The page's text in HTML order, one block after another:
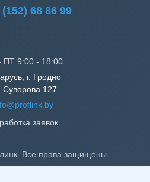
68 86 99
ПТ 9:00 - 18:00
г. Гродно
Суворова 127
заявок
Все права защищены.